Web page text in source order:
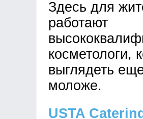
Здесь для
работают
косметологи,
выглядеть
моложе.
USTA